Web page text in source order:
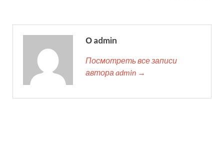
О admin
Посмотреть все записи
автора admin →